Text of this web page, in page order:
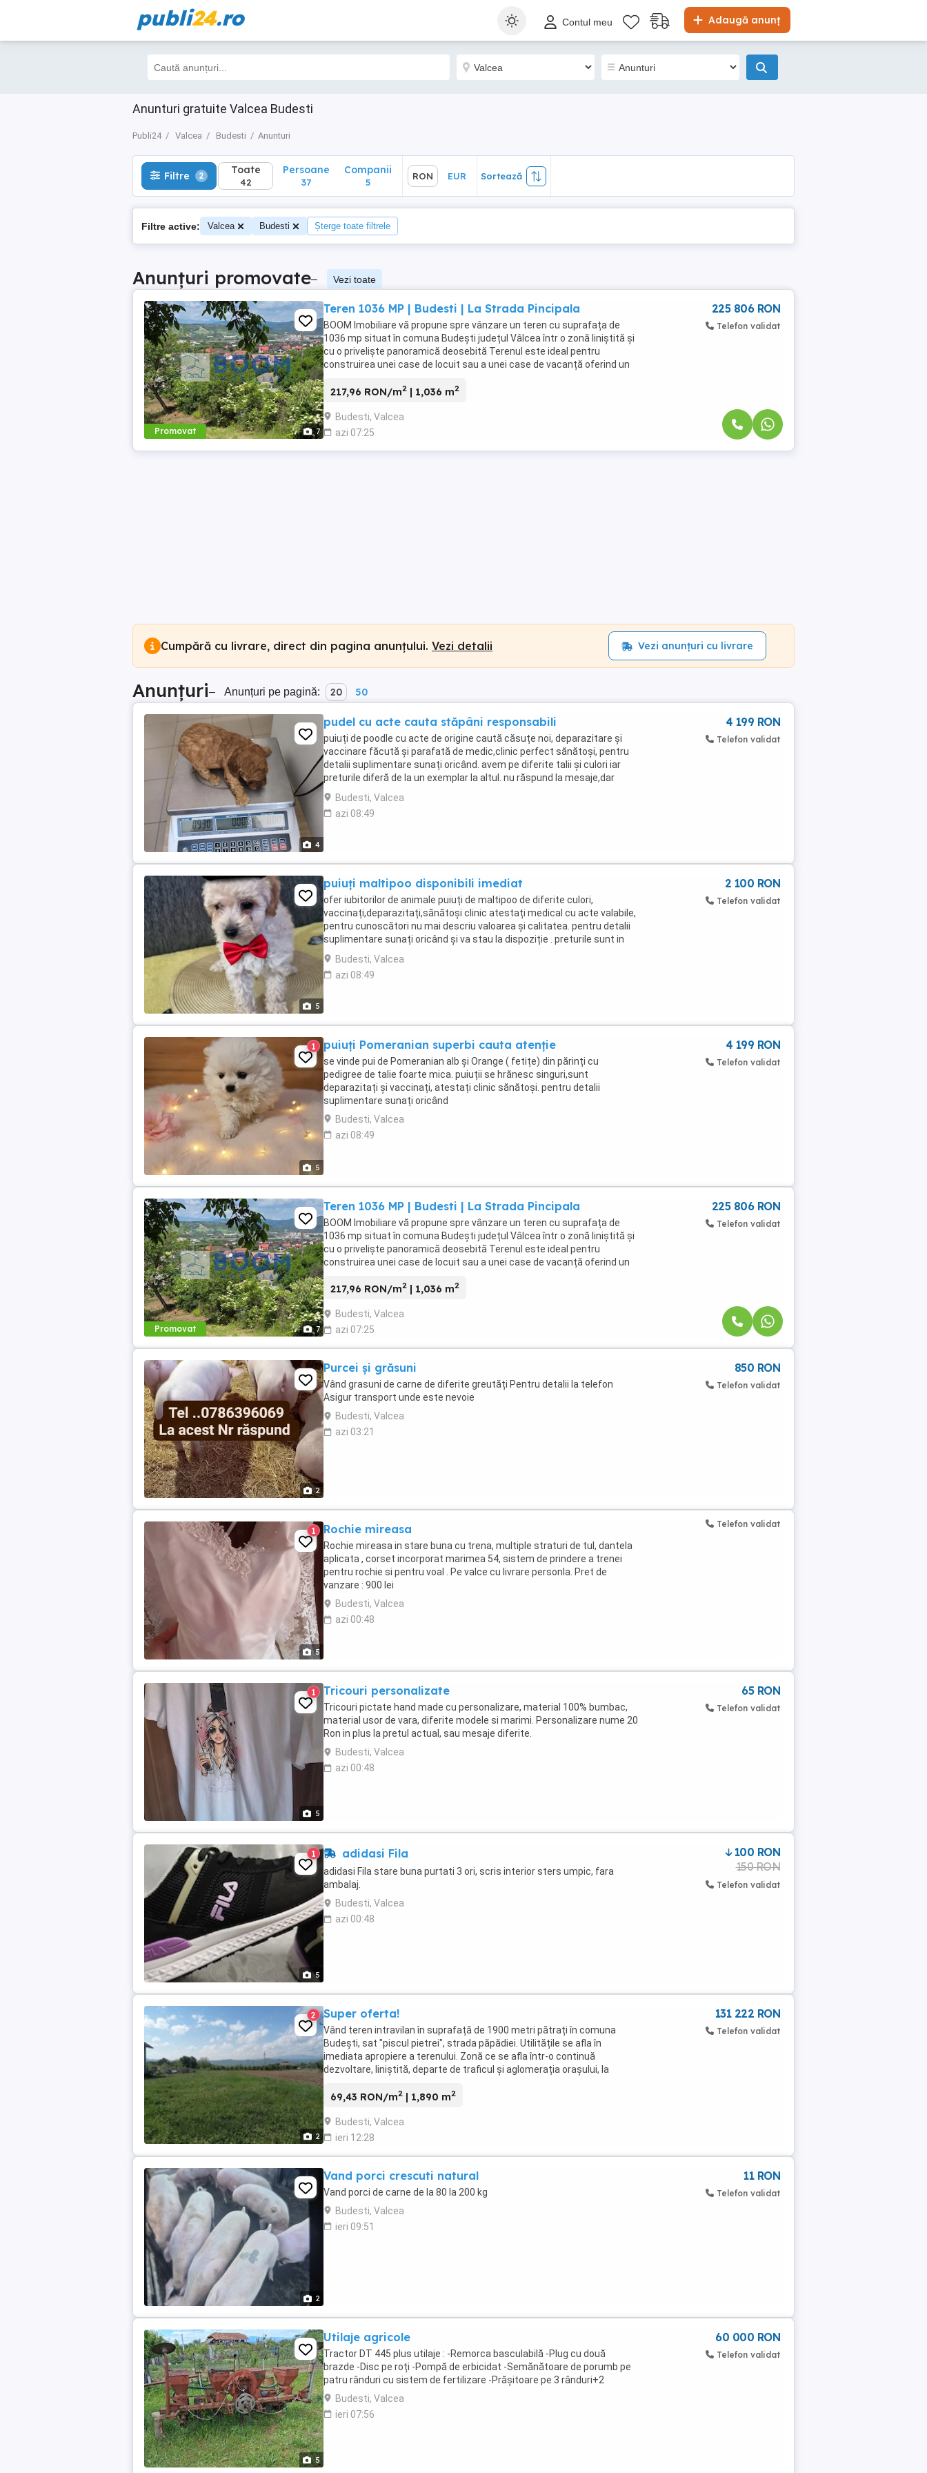
publi24.ro Adaugă anunț
Contul meu
Anunturi gratuite Valcea Budesti
Publi24 Valcea Budesti Anunturi
Filtre 2 Toate
42
Sortează
Filtre 2 Toate
42
Persoane
37
Companii
5
RON EUR Sortează
Filtre active: Valcea Budesti Șterge toate filtrele
Anunțuri promovate– Vezi toate
Promovat 7
Teren 1036 MP | Budesti | La Strada Pincipala
BOOM Imobiliare vă propune spre vânzare un teren cu suprafața de
1036 mp situat în comuna Budești județul Vâlcea într o zonă liniștită și
cu o priveliște panoramică deosebită Terenul este ideal pentru
construirea unei case de locuit sau a unei case de vacanță oferind un
217,96 RON/m2 | 1,036 m2
Budesti, Valcea
azi 07:25
225 806 RON
Telefon validat
Cumpără cu livrare, direct din pagina anunțului. Vezi detalii Vezi anunțuri cu livrare
Anunțuri– Anunțuri pe pagină: 20 50
4
pudel cu acte cauta stăpâni responsabili
puiuți de poodle cu acte de origine caută căsuțe noi, deparazitare și
vaccinare făcută și parafată de medic,clinic perfect sănătoși, pentru
detalii suplimentare sunați oricând. avem pe diferite talii și culori iar
preturile diferă de la un exemplar la altul. nu răspund la mesaje,dar
răspund la orice ...
Budesti, Valcea
azi 08:49
4 199 RON
Telefon validat
5
puiuți maltipoo disponibili imediat
ofer iubitorilor de animale puiuți de maltipoo de diferite culori,
vaccinați,deparazitați,sănătoși clinic atestați medical cu acte valabile,
pentru cunoscători nu mai descriu valoarea și calitatea. pentru detalii
suplimentare sunați oricând și va stau la dispoziție . preturile sunt in
funcție de animăluțul ...
Budesti, Valcea
azi 08:49
2 100 RON
Telefon validat
5
1 puiuți Pomeranian superbi cauta atenție
se vinde pui de Pomeranian alb și Orange ( fetițe) din părinți cu
pedigree de talie foarte mica. puiuții se hrănesc singuri,sunt
deparazitați și vaccinați, atestați clinic sănătoși. pentru detalii
suplimentare sunați oricând
Budesti, Valcea
azi 08:49
4 199 RON
Telefon validat
Promovat 7
Teren 1036 MP | Budesti | La Strada Pincipala
BOOM Imobiliare vă propune spre vânzare un teren cu suprafața de
1036 mp situat în comuna Budești județul Vâlcea într o zonă liniștită și
cu o priveliște panoramică deosebită Terenul este ideal pentru
construirea unei case de locuit sau a unei case de vacanță oferind un
217,96 RON/m2 | 1,036 m2
Budesti, Valcea
azi 07:25
225 806 RON
Telefon validat
2
Purcei și grăsuni
Vând grasuni de carne de diferite greutăți Pentru detalii la telefon
Asigur transport unde este nevoie
Budesti, Valcea
azi 03:21
850 RON
Telefon validat
5
1 Rochie mireasa
Rochie mireasa in stare buna cu trena, multiple straturi de tul, dantela
aplicata , corset incorporat marimea 54, sistem de prindere a trenei
pentru rochie si pentru voal . Pe valce cu livrare personla. Pret de
vanzare : 900 lei
Budesti, Valcea
azi 00:48
Telefon validat
5
1 Tricouri personalizate
Tricouri pictate hand made cu personalizare, material 100% bumbac,
material usor de vara, diferite modele si marimi. Personalizare nume 20
Ron in plus la pretul actual, sau mesaje diferite.
Budesti, Valcea
azi 00:48
65 RON
Telefon validat
5
1 adidasi Fila
adidasi Fila stare buna purtati 3 ori, scris interior sters umpic, fara
ambalaj.
Budesti, Valcea
azi 00:48
100 RON
150 RON
Telefon validat
2
2 Super oferta!
Vând teren intravilan în suprafață de 1900 metri pătrați în comuna
Budești, sat "piscul pietrei", strada păpădiei. Utilitățile se afla în
imediata apropiere a terenului. Zonă ce se afla într-o continuă
dezvoltare, liniștită, departe de traficul și aglomerația orașului, la
69,43 RON/m2 | 1,890 m2
Budesti, Valcea
ieri 12:28
131 222 RON
Telefon validat
2
Vand porci crescuti natural
Vand porci de carne de la 80 la 200 kg
Budesti, Valcea
ieri 09:51
11 RON
Telefon validat
5
Utilaje agricole
Tractor DT 445 plus utilaje : -Remorca basculabilă -Plug cu două
brazde -Disc pe roți -Pompă de erbicidat -Semănătoare de porumb pe
patru rânduri cu sistem de fertilizare -Prășitoare pe 3 rânduri+2
Budesti, Valcea
ieri 07:56
60 000 RON
Telefon validat